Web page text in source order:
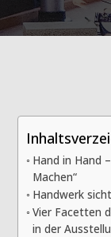
Hand in Hand
Machen“
Handwerk
Vier Facetten
in der